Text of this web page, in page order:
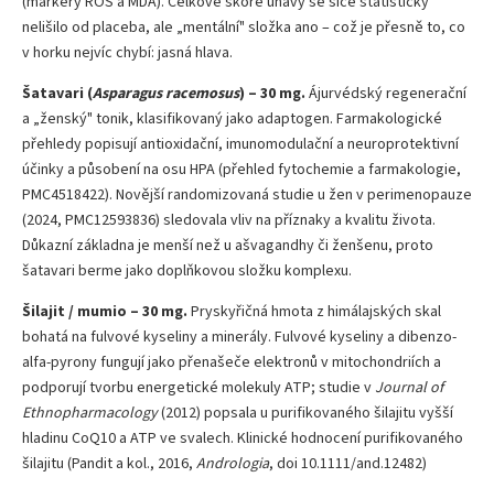
nelišilo od placeba, ale „mentální" složka ano – což je přesně to, co
v horku nejvíc chybí: jasná hlava.
Šatavari (Asparagus racemosus) – 30 mg. Ájurvédský regenerační
a „ženský" tonik, klasifikovaný jako adaptogen. Farmakologické
přehledy popisují antioxidační, imunomodulační a neuroprotektivní
účinky a působení na osu HPA (přehled fytochemie a farmakologie,
PMC4518422). Novější randomizovaná studie u žen v perimenopauze
(2024, PMC12593836) sledovala vliv na příznaky a kvalitu života.
Důkazní základna je menší než u ašvagandhy či ženšenu, proto
šatavari berme jako doplňkovou složku komplexu.
Šilajit / mumio – 30 mg. Pryskyřičná hmota z himálajských skal
bohatá na fulvové kyseliny a minerály. Fulvové kyseliny a dibenzo-
alfa-pyrony fungují jako přenašeče elektronů v mitochondriích a
podporují tvorbu energetické molekuly ATP; studie v Journal of
Ethnopharmacology(2012) popsala u purifikovaného šilajitu vyšší
hladinu CoQ10 a ATP ve svalech. Klinické hodnocení purifikovaného
šilajitu (Pandit a kol., 2016, Andrologia, doi 10.1111/and.12482)